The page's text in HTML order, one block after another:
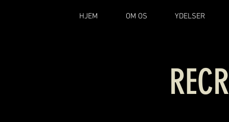
HJEM OM OS YDELSER